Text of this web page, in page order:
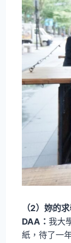
（2）妳的
DAA： 我大
紙，待了一